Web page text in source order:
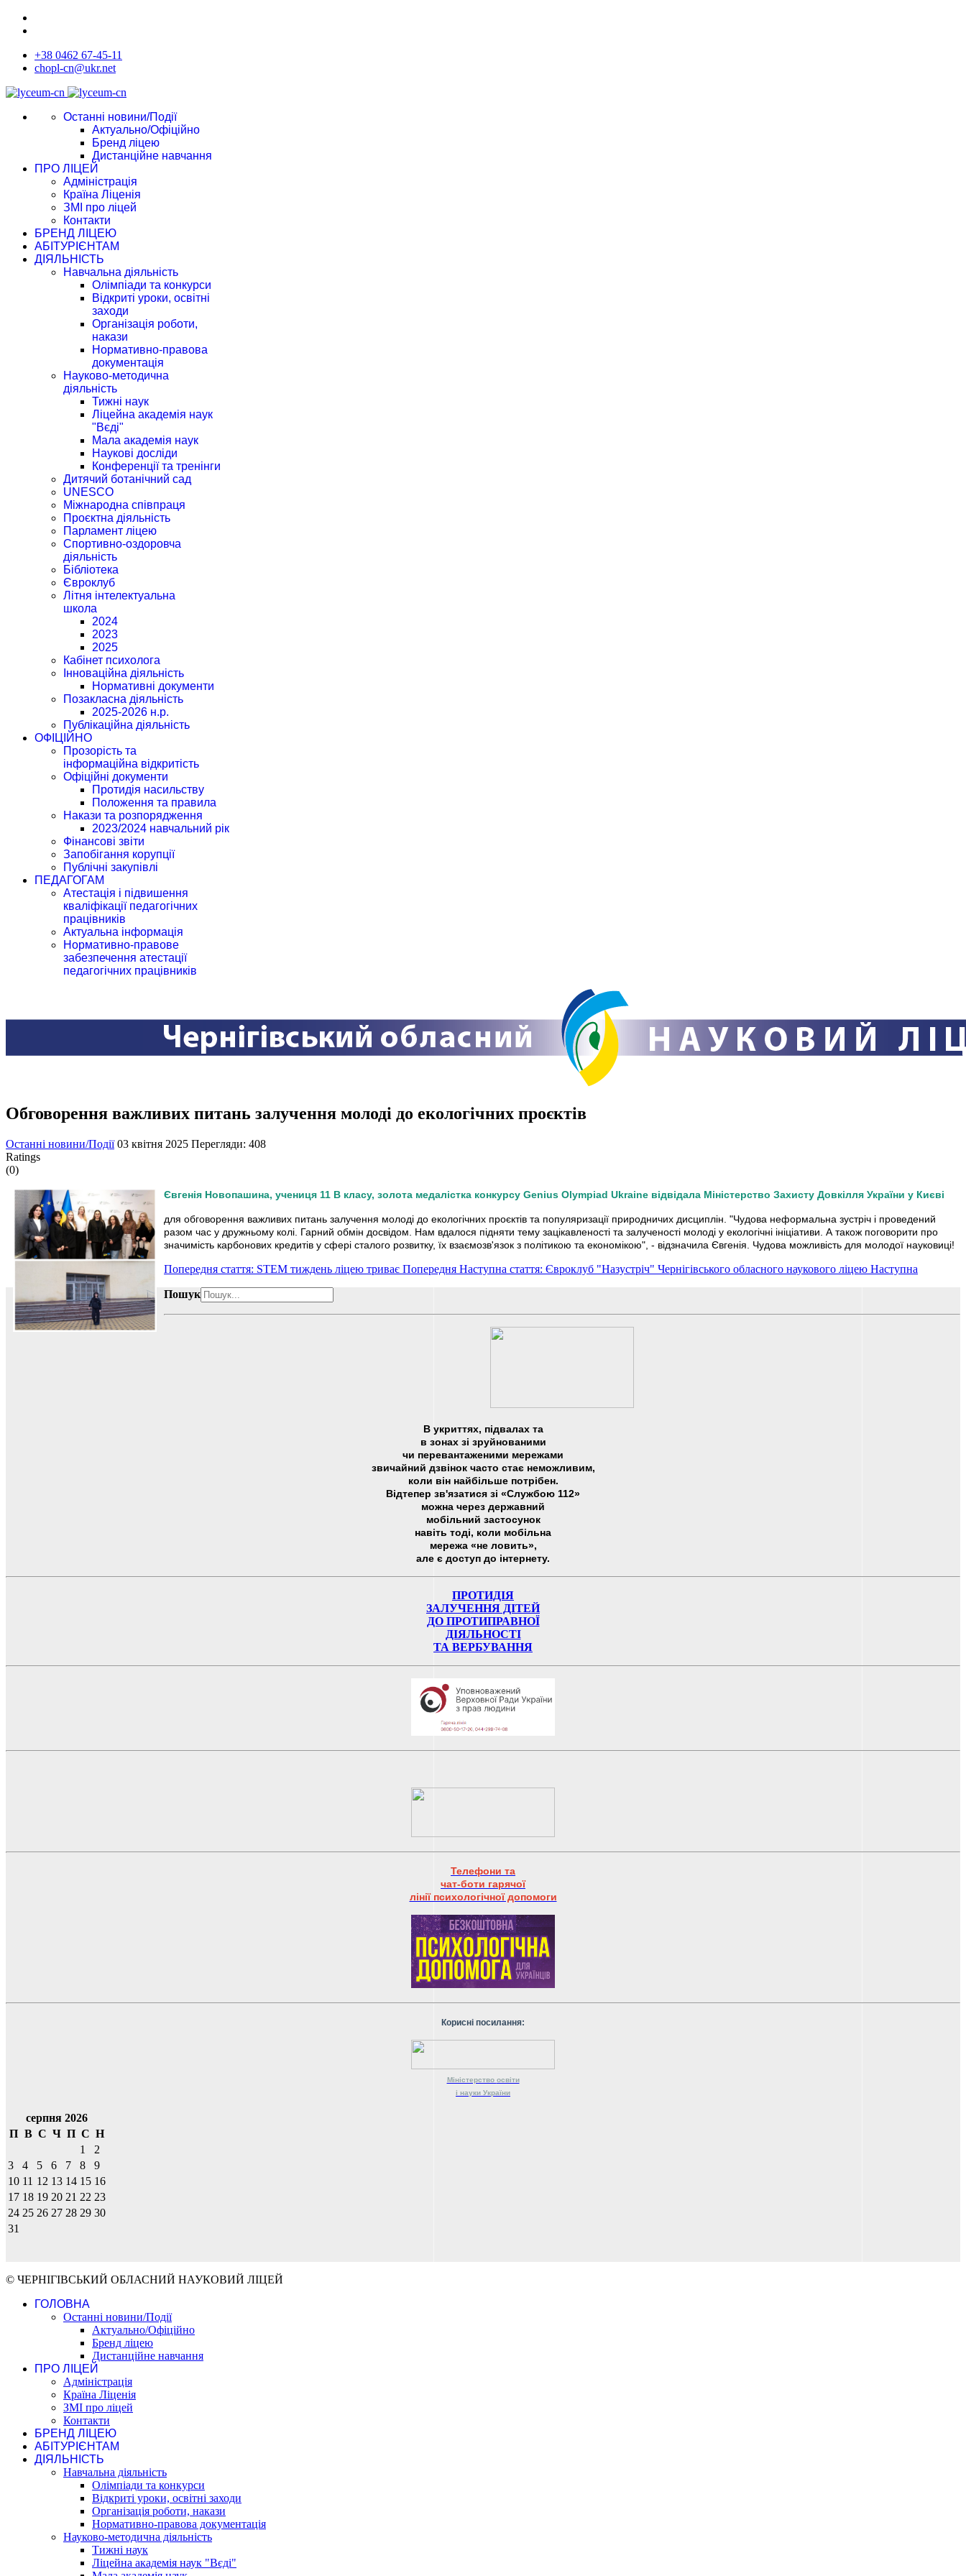
+38 0462 67-45-11
chopl-cn@ukr.net
Останні новини/Події
Актуально/Офіційно
Бренд ліцею
Дистанційне навчання
ПРО ЛІЦЕЙ
Адміністрація
Країна Ліценія
ЗМІ про ліцей
Контакти
БРЕНД ЛІЦЕЮ
АБІТУРІЄНТАМ
ДІЯЛЬНІСТЬ
Навчальна діяльність
Олімпіади та конкурси
Відкриті уроки, освітні
заходи
Організація роботи,
накази
Нормативно-правова
документація
Науково-методична
діяльність
Тижні наук
Ліцейна академія наук
"Вєді"
Мала академія наук
Наукові досліди
Конференції та тренінги
Дитячий ботанічний сад
UNESCO
Міжнародна співпраця
Проєктна діяльність
Парламент ліцею
Спортивно-оздоровча
діяльність
Бібліотека
Євроклуб
Літня інтелектуальна
школа
2024
2023
2025
Кабінет психолога
Інноваційна діяльність
Нормативні документи
Позакласна діяльність
2025-2026 н.р.
Публікаційна діяльність
ОФІЦІЙНО
Прозорість та
інформаційна відкритість
Офіційні документи
Протидія насильству
Положення та правила
Накази та розпорядження
2023/2024 навчальний рік
Фінансові звіти
Запобігання корупції
Публічні закупівлі
ПЕДАГОГАМ
Атестація і підвишення
кваліфікації педагогічних
працівників
Актуальна інформація
Нормативно-правове
забезпечення атестації
педагогічних працівників
Обговорення важливих питань залучення молоді до екологічних проєктів
Останні новини/Події 03 квітня 2025 Перегляди: 408
Ratings
(0)
Євгенія Новопашина, учениця 11 В класу, золота медалістка конкурсу Genius Olympiad Ukraine відвідала Міністерство Захисту Довкілля України у Києві
для обговорення важливих питань залучення молоді до екологічних проєктів та популяризації природничих дисциплін. "Чудова неформальна зустріч і проведений
разом час у дружньому колі. Гарний обмін досвідом. Нам вдалося підняти тему зацікавленості та залученості молоді у екологічні ініціативи. А також поговорити про
значимість карбонових кредитів у сфері сталого розвитку, їх взаємозв'язок з політикою та економікою", - відзначила Євгенія. Чудова можливість для молодої науковиці!
Попередня стаття: STEM тиждень ліцею триває Попередня Наступна стаття: Євроклуб "Назустріч" Чернігівського обласного наукового ліцею Наступна
Пошук
В укриттях, підвалах та
в зонах зі зруйнованими
чи перевантаженими мережами
звичайний дзвінок часто стає неможливим,
коли він найбільше потрібен.
Відтепер зв'язатися зі «Службою 112»
можна через державний
мобільний застосунок
навіть тоді, коли мобільна
мережа «не ловить»,
але є доступ до інтернету.
ПРОТИДІЯ
ЗАЛУЧЕННЯ ДІТЕЙ
ДО ПРОТИПРАВНОЇ
ДІЯЛЬНОСТІ
ТА ВЕРБУВАННЯ
Телефони та
чат-боти гарячої
лінії психологічної допомоги
Корисні посилання:
Міністерство освіти
і науки України
серпня 2026
П В С Ч П С Н
1
2
3
4 5 6 7 8
9
10 11 12 13 14 15 16
17 18 19 20 21 22 23
24 25 26 27 28 29 30
31
© ЧЕРНІГІВСЬКИЙ ОБЛАСНИЙ НАУКОВИЙ ЛІЦЕЙ
ГОЛОВНА
Останні новини/Події
Актуально/Офіційно
Бренд ліцею
Дистанційне навчання
ПРО ЛІЦЕЙ
Адміністрація
Країна Ліценія
ЗМІ про ліцей
Контакти
БРЕНД ЛІЦЕЮ
АБІТУРІЄНТАМ
ДІЯЛЬНІСТЬ
Навчальна діяльність
Олімпіади та конкурси
Відкриті уроки, освітні заходи
Організація роботи, накази
Нормативно-правова документація
Науково-методична діяльність
Тижні наук
Ліцейна академія наук "Вєді"